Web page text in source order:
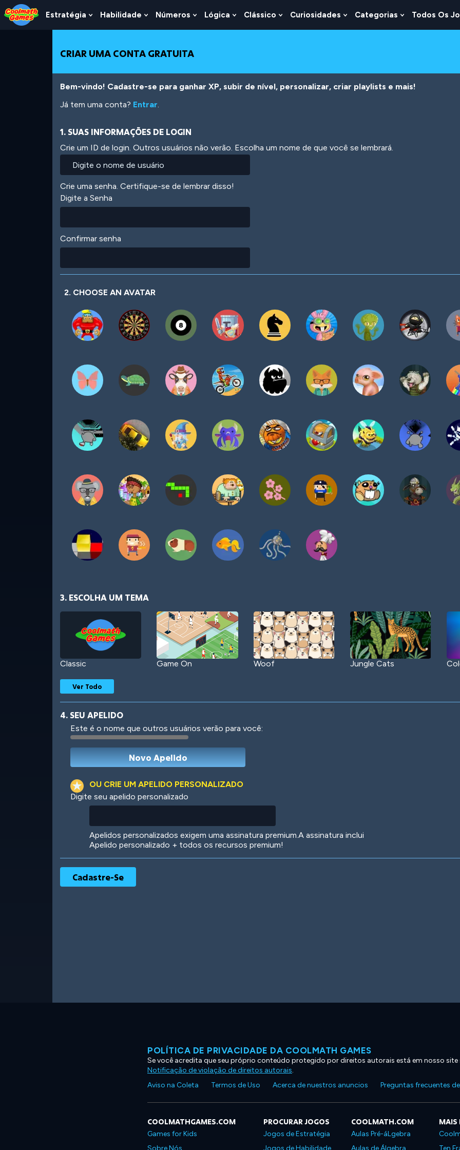
Skip
to
Top
Skip
to
Navigation
Skip
to
Main
Skip
to
Footer
para
Estratégia Show
Submenu
Estratégia
Habilidade Show
Submenu
Habilidade
Números Show
Submenu
Lógica Show
Submenu
Clássico Show
Submenu
Curiosidades Show
Submenu
Categorias Show
Submenu
Todos Os
CRIAR UMA CONTA GRATUITA
Bem-vindo! Cadastre-se para ganhar XP, subir de nível, personalizar, criar playlists e mais!
Já tem uma conta? Entrar.
1. SUAS INFORMAÇÕES DE LOGIN
Crie um ID de login. Outros usuários não verão. Escolha um nome de que você se lembrará.
Crie uma senha. Certifique-se de lembrar disso!
Digite a Senha
Confirmar senha
2. CHOOSE AN AVATAR
3. ESCOLHA UM TEMA
Classic Game On Woof Jungle Cats
Robotic International
Ver Todo
4. SEU APELIDO
Este é o nome que outros usuários verão para você:
OU CRIE UM APELIDO PERSONALIZADO
Digite seu apelido personalizado
Apelidos personalizados exigem uma assinatura premium.A assinatura inclui
Apelido personalizado + todos os recursos premium!
POLÍTICA DE PRIVACIDADE DA COOLMATH GAMES
Se você acredita que seu próprio conteúdo protegido por direitos autorais está em nosso site
Notificação de violação de direitos autorais.
Aviso na Coleta
Termos de Uso Acerca de nuestros anuncios Preguntas frecuentes
COOLMATHGAMES.COM
Games for Kids
Sobre Nós
PROCURAR JOGOS
Jogos de Estratégia
Jogos de Habilidade
COOLMATH.COM
Aulas Pré-áLgebra
Aulas de Álgebra
MAIS
Ten